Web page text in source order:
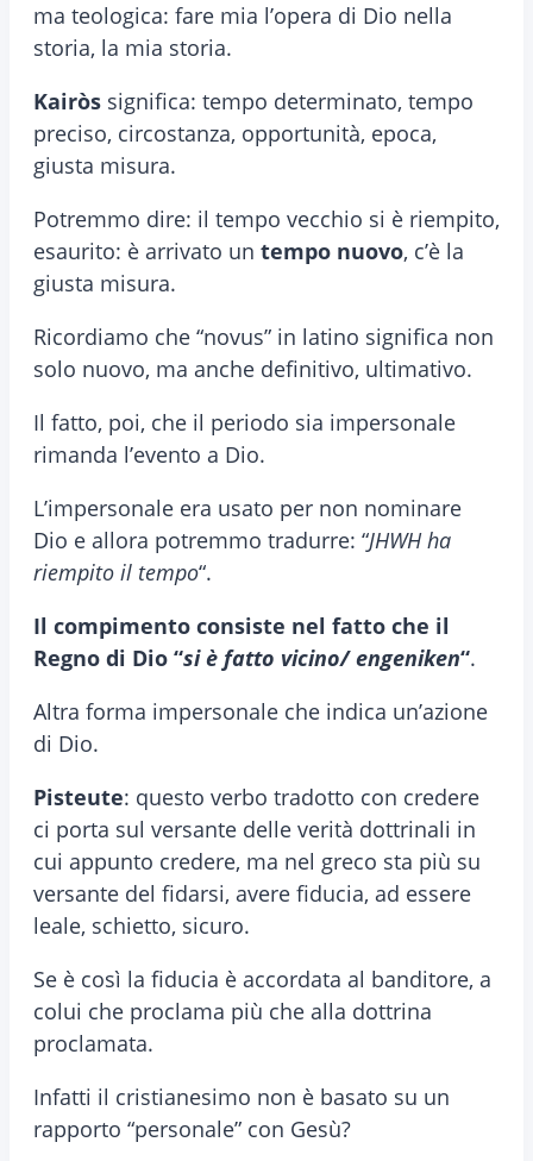
ma teologica: fare mia l’opera di Dio nella
storia, la mia storia.
Kairòs significa: tempo determinato, tempo
preciso, circostanza, opportunità, epoca,
giusta misura.
Potremmo dire: il tempo vecchio si è riempito,
esaurito: è arrivato un tempo nuovo, c’è la
giusta misura.
Ricordiamo che “novus” in latino significa non
solo nuovo, ma anche definitivo, ultimativo.
Il fatto, poi, che il periodo sia impersonale
rimanda l’evento a Dio.
L’impersonale era usato per non nominare
Dio e allora potremmo tradurre: “JHWH ha
riempito il tempo“.
Il compimento consiste nel fatto che il
Regno di Dio “si è fatto vicino/ engeniken“.
Altra forma impersonale che indica un’azione
di Dio.
Pisteute: questo verbo tradotto con credere
ci porta sul versante delle verità dottrinali in
cui appunto credere, ma nel greco sta più su
versante del fidarsi, avere fiducia, ad essere
leale, schietto, sicuro.
Se è così la fiducia è accordata al banditore, a
colui che proclama più che alla dottrina
proclamata.
Infatti il cristianesimo non è basato su un
rapporto “personale” con Gesù?